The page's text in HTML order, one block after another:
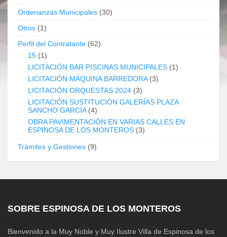
Ordenanzas Municipales (30)
Otros (1)
Perfil del Contratante (62)
15 (1)
LICITACIÓN BAR PISCINAS MUNICIPALES (1)
LICITACIÓN MÁQUINA BARREDORA(3)
LICITACIÓN ORQUESTAS 2024 (3)
LICITACIÓN SUSTITUCIÓN GALERÍAS PLAZA
SANCHO GARCÍA(4)
OBRA PAVIMENTACIÓN EN VARIAS CALLES EN
ESPINOSA DE LOS MONTEROS (3)
Trámites y Gestiones (9)
SOBRE ESPINOSA DE LOS MONTEROS
Bienvenido a la Muy Noble y Muy Ilustre Villa de Espinosa de los